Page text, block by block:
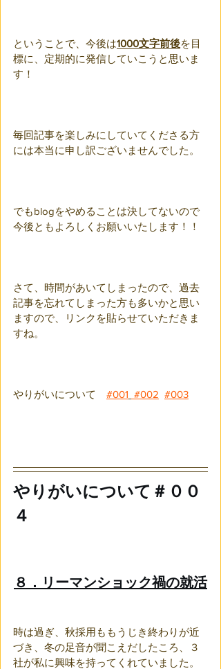
ということで、今後は1000文字前後を目
標に、定期的に発信していこうと思いま
す！
毎回記事を楽しみにしていてくださる方
には本当に申し訳ございませんでした。
でもblogをやめることは決してないので
今後ともよろしくお願いいたします！！
さて、時間があいてしまったので、過去
記事を忘れてしまった方も多いかと思い
ますので、リンクを貼らせていただきま
すね。
やりがいについて #001 #002 #003
やりがいについて＃００
４
８．リーマンショック禍の就活
時は過ぎ、秋採用ももうじき終わりが近
づき、冬の足音が聞こえだしたころ、３
社が私に興味を持ってくれていました。